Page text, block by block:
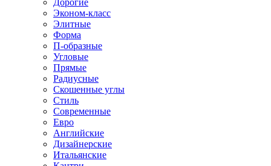
Дорогие
Эконом-класс
Элитные
Форма
П-образные
Угловые
Прямые
Радиусные
Скошенные углы
Стиль
Современные
Евро
Английские
Дизайнерские
Итальянские